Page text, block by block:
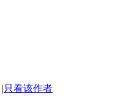
|只看该作者